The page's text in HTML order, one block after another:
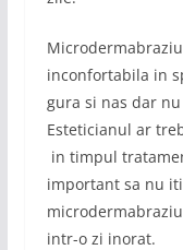
inconfortabila in
gura si nas dar
Esteticianul ar
in timpul
important sa nu
intr-o zi inorat.